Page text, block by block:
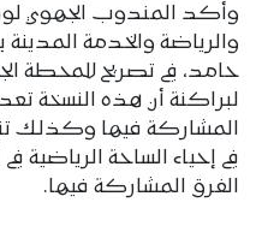
وأكد المندوب الجهوي
والرياضة والخدمة المدينة
حامد، في تصريح للمحطة
لبراكنة أن هذه النسخة
المشاركة فيها وكذلك
في إحياء الساحة الرياضية في
الفرق المشاركة فيها.